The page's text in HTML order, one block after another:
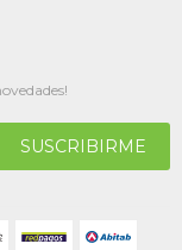
SUSCRIBIRME